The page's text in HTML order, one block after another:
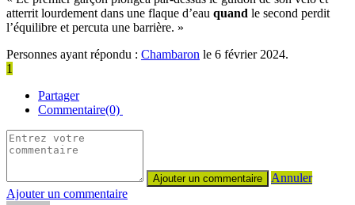
atterrit lourdement dans une flaque d’eau quand le second perdit
l’équilibre et percuta une barrière. »
Personnes ayant répondu : Chambaron le 6 février 2024.
1
Partager
Commentaire(0)
Annuler
Ajouter un commentaire